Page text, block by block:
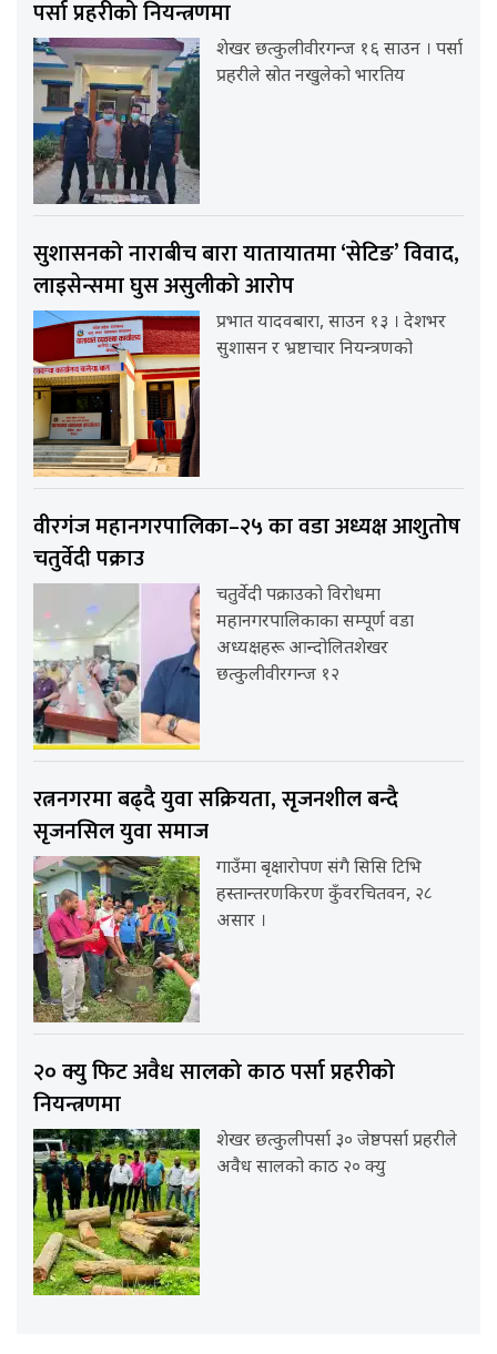
पर्सा प्रहरीको नियन्त्रणमा
शेखर छत्कुलीवीरगन्ज १६ साउन । पर्सा
प्रहरीले स्रोत नखुलेको भारतिय
सुशासनको नाराबीच बारा यातायातमा ‘सेटिङ’ विवाद,
लाइसेन्समा घुस असुलीको आरोप
प्रभात यादवबारा, साउन १३ । देशभर
सुशासन र भ्रष्टाचार नियन्त्रणको
वीरगंज महानगरपालिका–२५ का वडा अध्यक्ष आशुतोष
चतुर्वेदी पक्राउ
चतुर्वेदी पक्राउको विरोधमा
महानगरपालिकाका सम्पूर्ण वडा
अध्यक्षहरू आन्दोलितशेखर
छत्कुलीवीरगन्ज १२
रत्ननगरमा बढ्दै युवा सक्रियता, सृजनशील बन्दै
सृजनसिल युवा समाज
गाउँमा बृक्षारोपण संगै सिसि टिभि
हस्तान्तरणकिरण कुँवरचितवन, २८
असार ।
२० क्यु फिट अवैध सालको काठ पर्सा प्रहरीको
नियन्त्रणमा
शेखर छत्कुलीपर्सा ३० जेष्ठपर्सा प्रहरीले
अवैध सालको काठ २० क्यु